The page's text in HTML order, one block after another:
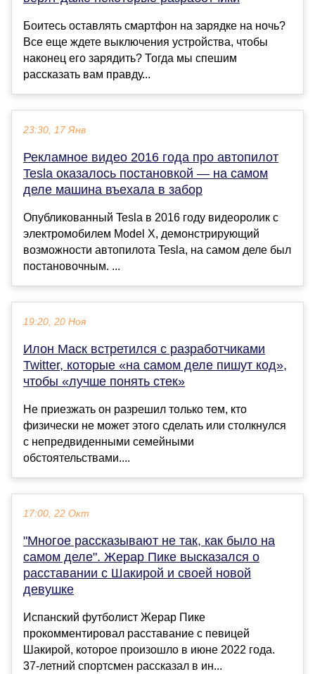
Боитесь оставлять смартфон на зарядке на ночь?
Все еще ждете выключения устройства, чтобы
наконец его зарядить? Тогда мы спешим
рассказать вам правду...
23:30, 17 Янв
Рекламное видео 2016 года про автопилот
Tesla оказалось постановкой — на самом
деле машина въехала в забор
Опубликованный Tesla в 2016 году видеоролик с
электромобилем Model X, демонстрирующий
возможности автопилота Tesla, на самом деле был
постановочным. ...
19:20, 20 Ноя
Илон Маск встретился с разработчиками
Twitter, которые «на самом деле пишут код»,
чтобы «лучше понять стек»
Не приезжать он разрешил только тем, кто
физически не может этого сделать или столкнулся
с непредвиденными семейными
обстоятельствами....
17:00, 22 Окт
"Многое рассказывают не так, как было на
самом деле". Жерар Пике высказался о
расставании с Шакирой и своей новой
девушке
Испанский футболист Жерар Пике
прокомментировал расставание с певицей
Шакирой, которое произошло в июне 2022 года.
37-летний спортсмен рассказал в ин...